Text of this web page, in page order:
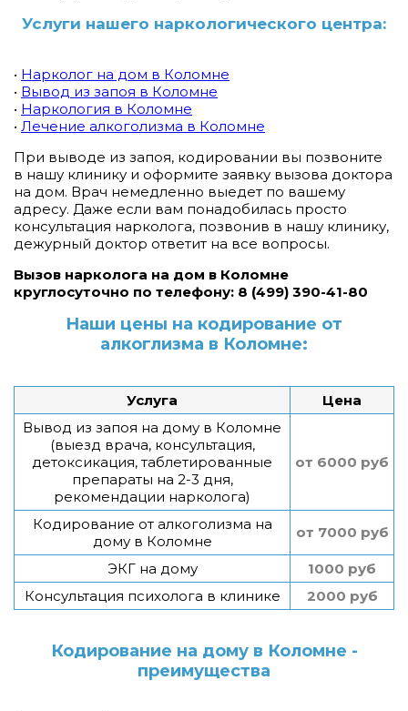
Услуги нашего наркологического центра:
• Нарколог на дом в Коломне
• Вывод из запоя в Коломне
• Наркология в Коломне
• Лечение алкоголизма в Коломне
При выводе из запоя, кодировании вы позвоните
в нашу клинику и оформите заявку вызова доктора
на дом. Врач немедленно выедет по вашему
адресу. Даже если вам понадобилась просто
консультация нарколога, позвонив в нашу клинику,
дежурный доктор ответит на все вопросы.
Вызов нарколога на дом в Коломне
круглосуточно по телефону: 8 (499) 390-41-80
Наши цены на кодирование от
алкоглизма в Коломне:
Услуга
Цена
Вывод из запоя на дому в Коломне
(выезд врача, консультация,
детоксикация, таблетированные
препараты на 2-3 дня,
рекомендации нарколога)
от 6000 руб
Кодирование от алкоголизма на
дому в Коломне
от 7000 руб
ЭКГ на дому
1000 руб
Консультация психолога в клинике
2000 руб
Кодирование на дому в Коломне -
преимущества